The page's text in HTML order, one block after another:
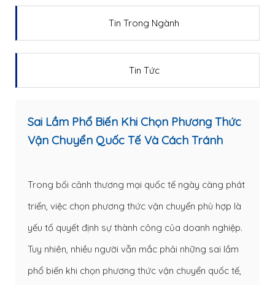
Tin Trong Ngành
Tin Tức
Sai Lầm Phổ Biến Khi Chọn Phương Thức
Vận Chuyển Quốc Tế Và Cách Tránh
Trong bối cảnh thương mại quốc tế ngày càng phát
triển, việc chọn phương thức vận chuyển phù hợp là
yếu tố quyết định sự thành công của doanh nghiệp.
Tuy nhiên, nhiều người vẫn mắc phải những sai lầm
phổ biến khi chọn phương thức vận chuyển quốc tế,